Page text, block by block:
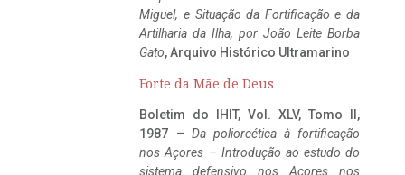
Miguel, e Situação da Fortificação e da
Artilharia da Ilha, por João Leite Borba
Gato, Arquivo Histórico Ultramarino
Forte da Mãe de Deus
Boletim do IHIT, Vol. XLV, Tomo II,
1987 – Da poliorcética à fortificação
nos Açores – Introdução ao estudo do
sistema defensivo nos Açores nos